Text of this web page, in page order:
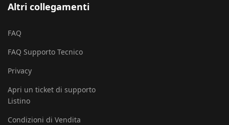
Altri collegamenti
FAQ
FAQ Supporto Tecnico
Privacy
Apri un ticket di supporto
Listino
Condizioni di Vendita